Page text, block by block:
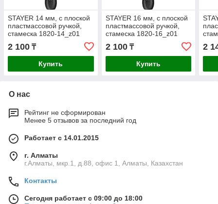
STAYER 14 мм, с плоской
пластмассовой ручкой,
стамеска 1820-14_z01
2 100 ₸
Купить
STAYER 16 мм, с плоской
пластмассовой ручкой,
стамеска 1820-16_z01
2 100₸
Купить
2
О нас
Рейтинг не сформирован
Менее 5 отзывов за последний год
Работает с 14.01.2015
г. Алматы
г.Алматы, мкр.1, д.88, офис 1, Алматы, Казахстан
Контакты
Сегодня работает с 09:00 до 18:00